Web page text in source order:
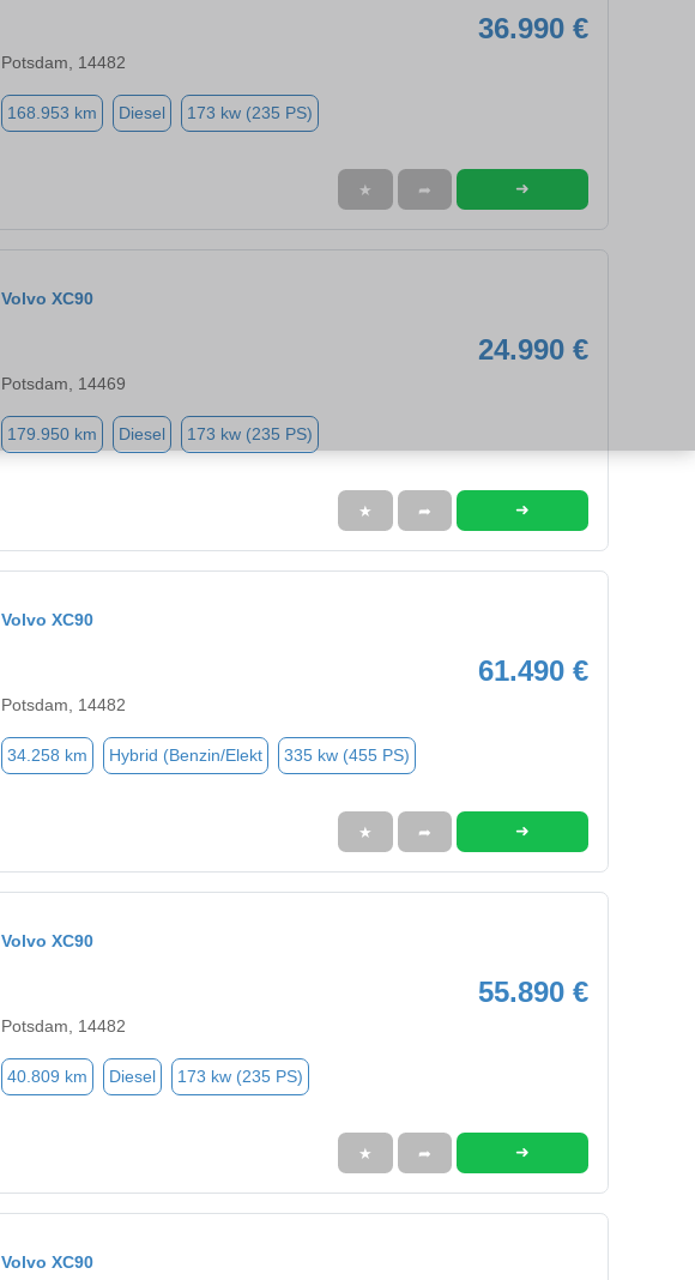
36.990 €
Potsdam, 14482
168.953 km Diesel 173 kw (235 PS)
★ ➦ ➜
Volvo XC90
24.990 €
Potsdam, 14469
179.950 km Diesel 173 kw (235 PS)
★ ➦ ➜
Volvo XC90
61.490 €
Potsdam, 14482
34.258 km Hybrid (Benzin/Elekt 335 kw (455 PS)
★ ➦ ➜
Volvo XC90
55.890 €
Potsdam, 14482
40.809 km Diesel 173 kw (235 PS)
★ ➦ ➜
Volvo XC90